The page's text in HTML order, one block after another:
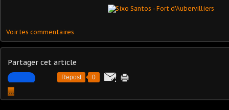
Voir les commentaires
Partager cet article
Repost 0
…